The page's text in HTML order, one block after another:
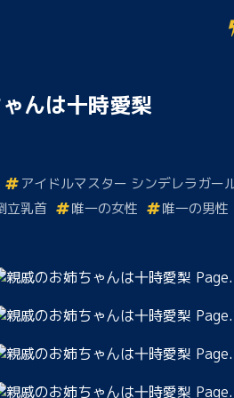
んは十時愛梨
アイドルマスター シンデレラガー
立乳首 唯一の女性 唯一の男性